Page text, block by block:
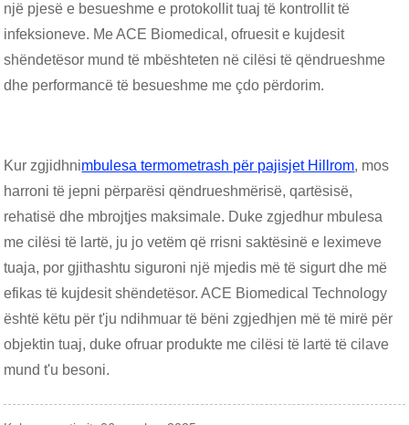
një pjesë e besueshme e protokollit tuaj të kontrollit të
infeksioneve. Me ACE Biomedical, ofruesit e kujdesit
shëndetësor mund të mbështeten në cilësi të qëndrueshme
dhe performancë të besueshme me çdo përdorim.
Kur zgjidhnimbulesa termometrash për pajisjet Hillrom, mos
harroni të jepni përparësi qëndrueshmërisë, qartësisë,
rehatisë dhe mbrojtjes maksimale. Duke zgjedhur mbulesa
me cilësi të lartë, ju jo vetëm që rrisni saktësinë e leximeve
tuaja, por gjithashtu siguroni një mjedis më të sigurt dhe më
efikas të kujdesit shëndetësor. ACE Biomedical Technology
është këtu për t'ju ndihmuar të bëni zgjedhjen më të mirë për
objektin tuaj, duke ofruar produkte me cilësi të lartë të cilave
mund t'u besoni.